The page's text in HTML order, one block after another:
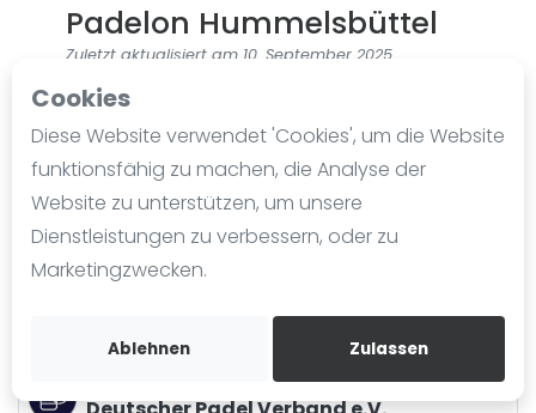
Cookies
Diese Website verwendet 'Cookies', um die Website
funktionsfähig zu machen, die Analyse der
Website zu unterstützen, um unsere
Dienstleistungen zu verbessern, oder zu
Marketingzwecken.
Ablehnen Zulassen
FIP Männer
FIP Frauen
Blog
Die Geschichte von Padel
Regeln und Punktzählung
Padel Schläge
Video
Padelon Hummelsbüttel
Zuletzt aktualisiert am 10. September 2025
Glashütter Landstr. 43
22339Hamburg
padelon.de
Wegbeschreibung
Rankedin